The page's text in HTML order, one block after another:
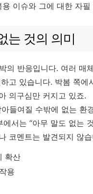
이슈와 그에 대한 자필
는 것의 의미
의 반응입니다. 여러 매
고 있습니다. 박봄 쪽에
의구심만 커지고 있죠.
들여질 수밖에 없는 환
서는 “아무 말도 없는
코멘트는 발견되지 않
확산
용